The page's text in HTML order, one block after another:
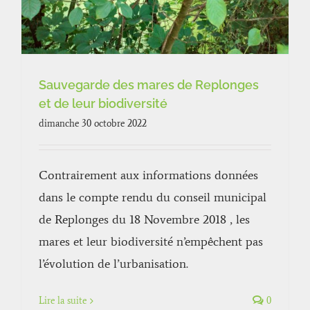
Sauvegarde des mares de Replonges
et de leur biodiversité
dimanche 30 octobre 2022
Contrairement aux informations données
dans le compte rendu du conseil municipal
de Replonges du 18 Novembre 2018 , les
mares et leur biodiversité n’empêchent pas
l’évolution de l’urbanisation.
Lire la suite 0